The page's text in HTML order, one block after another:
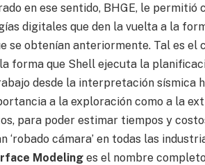
en ese sentido, BHGE, le
digitales que den la vuelta a la
se obtenían anteriormente. Tal es el
forma que Shell ejecuta la
desde la interpretación sísmica
a la exploración como a la
para poder estimar tiempos y
‘robado cámara’ en todas las
Modeling es el nombre